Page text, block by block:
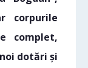
corpurile
complet,
dotări și